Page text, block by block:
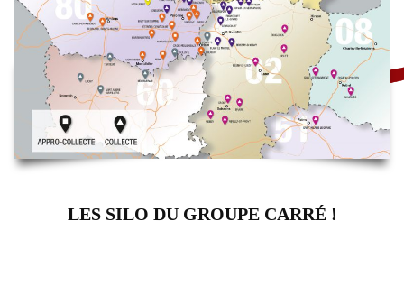
LES SILO DU GROUPE CARRÉ !